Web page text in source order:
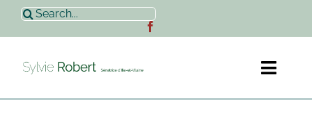
Passer
contenu
Rechercher: